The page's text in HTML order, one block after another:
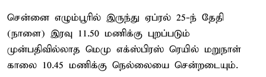
சென்னை எழும்பூரில் இருந்து ஏப்ரல் 25-ந் தேதி
(நாளை) இரவு 11.50 மணிக்கு புறப்படும்
முன்பதிவில்லாத மெமு எக்ஸ்பிரஸ் ரெயில் மறுநாள்
காலை 10.45 மணிக்கு நெல்லையை சென்றடையும்.